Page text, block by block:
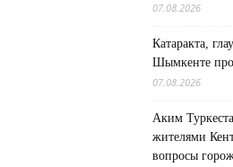
07.08.2026
Катаракта,
Шымкенте
07.08.2026
Аким
жителями
вопросы